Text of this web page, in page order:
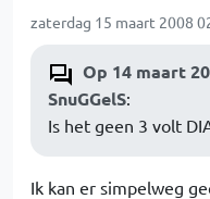
zaterdag 15 maart 2008
Op 14 maart
SnuGGelS:
Is het geen 3 volt
Ik kan er simpelweg